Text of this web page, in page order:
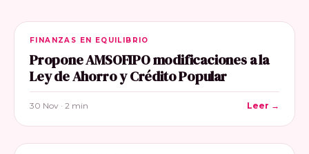
FINANZAS EN EQUILIBRIO
Propone AMSOFIPO modificaciones a la
Ley de Ahorro y Crédito Popular
30 Nov · 2 min Leer →